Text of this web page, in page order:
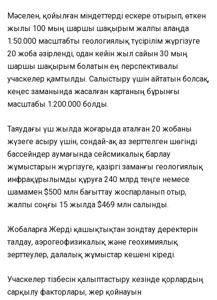
Мәселен, қойылған міндеттерді ескере отырып, өткен
жылы 100 мың шаршы шақырым жалпы алаңда
1:50.000 масштабты геологиялық түсірілім жүргізуге
20 жоба әзірленді, одан кейін жыл сайын 30 мың
шаршы шақырым болатын ең перспективалы
учаскелер қамтылды. Салыстыру үшін айтатын болсақ,
кеңес заманында жасалған картаның бұрынғы
масштабы 1:200.000 болды.
Таяудағы үш жылда жоғарыда аталған 20 жобаны
жүзеге асыру үшін, сондай-ақ аз зерттелген шөгінді
бассейндер аумағында сейсмикалық барлау
жұмыстарын жүргізуге, қазіргі заманғы геологиялық
инфрақұрылымды құруға 240 млрд теңге немесе
шамамен $500 млн бағыттау жоспарланып отыр,
жалпы соңғы 15 жылда $469 млн салынды.
Жобаларға Жерді қашықтықтан зондтау деректерін
талдау, аэрогеофизикалық және геохимиялық
зерттеулер, далалық жұмыстар кешені кіреді.
Учаскелер тізбесін қалыптастыру кезінде қорлардың
сарқылу факторлары, жер қойнауын